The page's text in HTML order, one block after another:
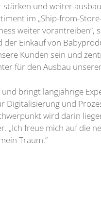
und weiter
im „Ship-from-
weiter vorantreiben“,
Einkauf von
Kunden sein und
für den Ausbau
bringt langjährige
und
wird darin
„Ich freue mich auf
Traum.“